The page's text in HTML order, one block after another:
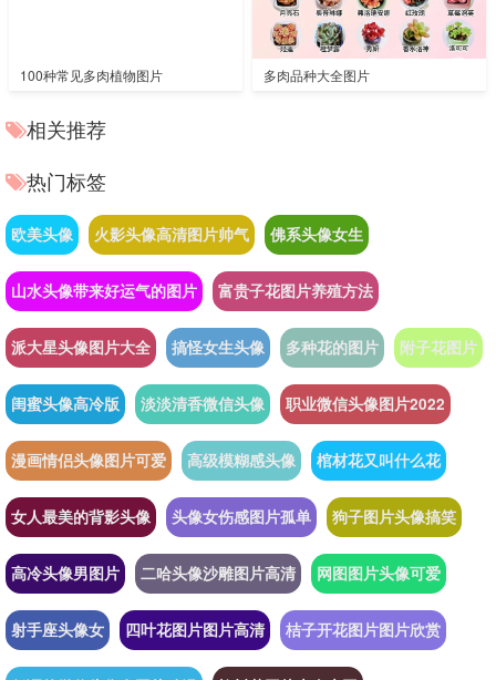
100种常见多肉植物图片 多肉品种大全图片
相关推荐
热门标签
欧美头像 火影头像高清图片帅气 佛系头像女生
山水头像带来好运气的图片 富贵子花图片养殖方法
派大星头像图片大全 搞怪女生头像 多种花的图片 附子花图片
闺蜜头像高冷版 淡淡清香微信头像 职业微信头像图片2022
漫画情侣头像图片可爱 高级模糊感头像 棺材花又叫什么花
女人最美的背影头像 头像女伤感图片孤单 狗子图片头像搞笑
高冷头像男图片 二哈头像沙雕图片高清 网图图片头像可爱
射手座头像女 四叶花图片图片高清 桔子开花图片图片欣赏